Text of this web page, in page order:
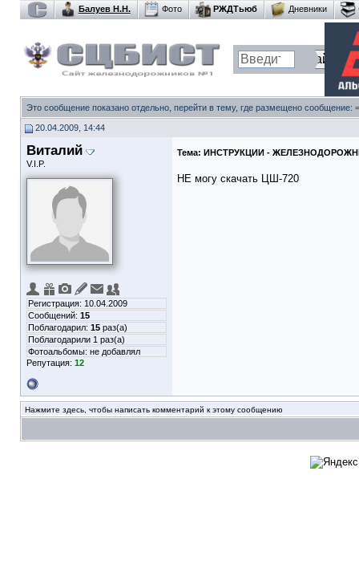
Балуев Н.Н. Фото РЖДТьюб Дневники
Это сообщение показано отдельно, перейти в тему, где размещено сообщение:
20.04.2009, 14:44
Виталий
V.I.P.
Регистрация: 10.04.2009
Сообщений: 15
Поблагодарил: 15 раз(а)
Поблагодарили 1 раз(а)
Фотоальбомы: не добавлял
Репутация: 12
Тема: ИНСТРУКЦИИ -
НЕ могу скачать ЦШ-720
Нажмите здесь, чтобы написать комментарий к этому сообщению